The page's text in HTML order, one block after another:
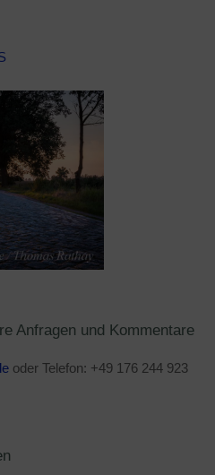
Anfragen und Kommentare
oder Telefon: +49 176 244 923